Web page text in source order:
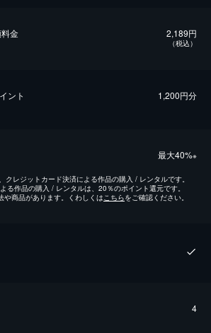
金 2,189円
（税込）
ント 1,200円分
最⼤40%※
クレジットカード決済による作品の購入 / レンタルです。
る作品の購入 / レンタルは、20％のポイント還元です。
や商品があります。くわしくはこちらをご確認ください。
4